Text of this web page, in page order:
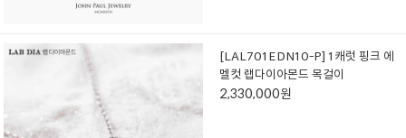
[LAL701EDN10-P] 1캐럿 핑크 에
멜컷 랩다이아몬드 목걸이
2,330,000원